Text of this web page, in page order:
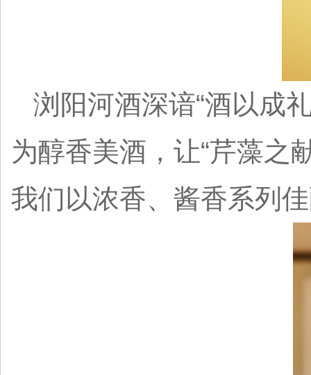
浏阳河酒深谙“酒以成
为醇香美酒，让“芹藻之
我们以浓香、酱香系列